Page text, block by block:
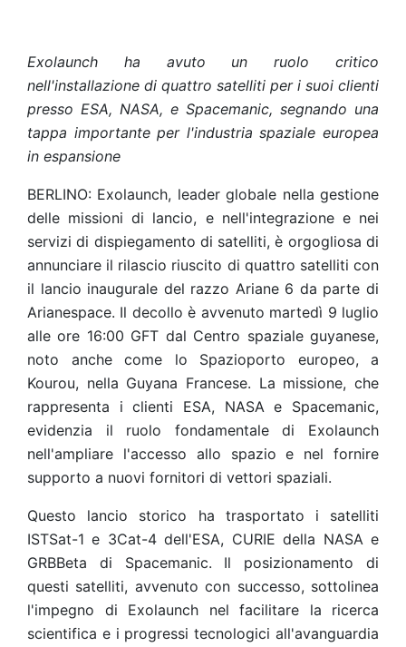
Exolaunch ha avuto un ruolo critico
nell'installazione di quattro satelliti per i suoi clienti
presso ESA, NASA, e Spacemanic, segnando una
tappa importante per l'industria spaziale europea
in espansione
BERLINO: Exolaunch, leader globale nella gestione
delle missioni di lancio, e nell'integrazione e nei
servizi di dispiegamento di satelliti, è orgogliosa di
annunciare il rilascio riuscito di quattro satelliti con
il lancio inaugurale del razzo Ariane 6 da parte di
Arianespace. Il decollo è avvenuto martedì 9 luglio
alle ore 16:00 GFT dal Centro spaziale guyanese,
noto anche come lo Spazioporto europeo, a
Kourou, nella Guyana Francese. La missione, che
rappresenta i clienti ESA, NASA e Spacemanic,
evidenzia il ruolo fondamentale di Exolaunch
nell'ampliare l'accesso allo spazio e nel fornire
supporto a nuovi fornitori di vettori spaziali.
Questo lancio storico ha trasportato i satelliti
ISTSat-1 e 3Cat-4 dell'ESA, CURIE della NASA e
GRBBeta di Spacemanic. Il posizionamento di
questi satelliti, avvenuto con successo, sottolinea
l'impegno di Exolaunch nel facilitare la ricerca
scientifica e i progressi tecnologici all'avanguardia